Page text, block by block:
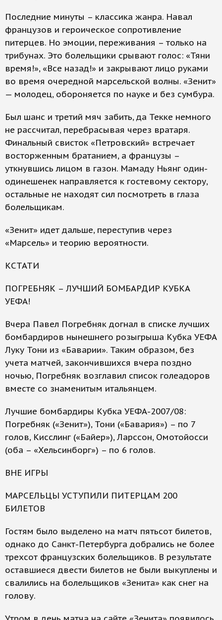
Последние минуты – классика жанра. Навал
французов и героическое сопротивление
питерцев. Но эмоции, переживания – только на
трибунах. Это болельщики срывают голос: «Тяни
время!», «Все назад!» и закрывают лицо руками
во время очередной марсельской волны. «Зенит»
— молодец, обороняется по науке и без сумбура.
Был шанс и третий мяч забить, да Текке немного
не рассчитал, перебрасывая через вратаря.
Финальный свисток «Петровский» встречает
восторженным братанием, а французы –
уткнувшись лицом в газон. Мамаду Ньянг один-
одинешенек направляется к гостевому сектору,
остальные не находят сил посмотреть в глаза
болельщикам.
«Зенит» идет дальше, переступив через
«Марсель» и теорию вероятности.
КСТАТИ
ПОГРЕБНЯК – ЛУЧШИЙ БОМБАРДИР КУБКА
УЕФА!
Вчера Павел Погребняк догнал в списке лучших
бомбардиров нынешнего розыгрыша Кубка УЕФА
Луку Тони из «Баварии». Таким образом, без
учета матчей, закончившихся вчера поздно
ночью, Погребняк возглавил список голеадоров
вместе со знаменитым итальянцем.
Лучшие бомбардиры Кубка УЕФА-2007/08:
Погребняк («Зенит»), Тони («Бавария») – по 7
голов, Кисслинг («Байер»), Ларссон, Омотойосси
(оба – «Хельсинборг») – по 6 голов.
ВНЕ ИГРЫ
МАРСЕЛЬЦЫ УСТУПИЛИ ПИТЕРЦАМ 200
БИЛЕТОВ
Гостям было выделено на матч пятьсот билетов,
однако до Санкт-Петербурга добрались не более
трехсот французских болельщиков. В результате
оставшиеся двести билетов не были выкуплены и
свалились на болельщиков «Зенита» как снег на
голову.